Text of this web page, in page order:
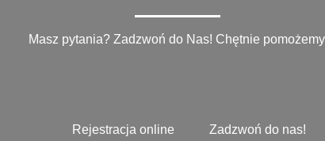
Masz pytania? Zadzwoń do Nas! Chętnie
Rejestracja online Zadzwoń do nas!